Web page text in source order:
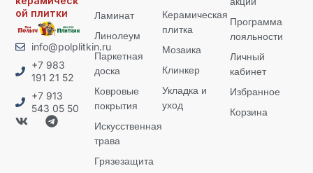
ой плитки
info@polplitkin.ru
+7 983
191 21 52
+7 913
543 05 50
Ламинат
Линолеум
Паркетная
доска
Ковровые
покрытия
Искусственная
трава
Грязезащита
Керамическая
плитка
Мозаика
Клинкер
Укладка и
уход
Программа
лояльности
Личный
кабинет
Избранное
Корзина